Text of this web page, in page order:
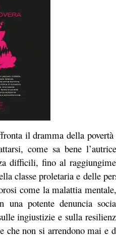
il dramma della
come sa bene
difficili, fino al
classe proletaria e delle
come la malattia
una potente denuncia
ingiustizie e sulla
che non si arrendono mai e